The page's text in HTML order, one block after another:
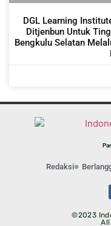
DGL Learning
Ditjenbun Untuk
Bengkulu Selatan
Redaksi
©2023